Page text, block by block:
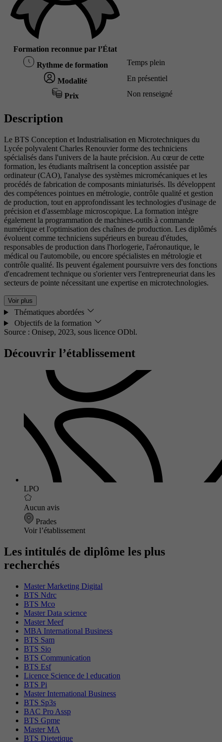
Formation reconnue par l’État
Rythme de formation Temps plein
Modalité En présentiel
Prix Non renseigné
Description
Le BTS Conception et Industrialisation en Microtechniques du
Lycée polyvalent Charles Renouvier forme des techniciens
spécialisés dans l'univers de la haute précision. Au cœur de cette
formation, les étudiants maîtrisent la conception assistée par
ordinateur (CAO), l'analyse des systèmes micromécaniques et les
procédés de fabrication de composants miniaturisés. Ils développent
des compétences pointues en métrologie, contrôle qualité et gestion
de production, tout en approfondissant les technologies d'usinage de
précision et d'assemblage microscopique. La formation intègre
également la programmation de machines-outils à commande
numérique et l'optimisation des chaînes de production. Les diplômés
évoluent comme techniciens supérieurs en bureau d'études,
responsables de production dans l'horlogerie, l'aéronautique, le
médical ou l'automobile, ou encore spécialistes en métrologie et
contrôle qualité. Ils peuvent également poursuivre vers des fonctions
d'encadrement technique ou s'orienter vers l'entrepreneuriat dans les
secteurs de pointe nécessitant une expertise en microtechnologies.
Voir plus
Thématiques abordées
Objectifs de la formation
Source : Onisep, 2023, sous licence ODbl.
Découvrir l’établissement
LPO
Aucun avis
Prades
Voir l’établissement
Les intitulés de diplôme les plus
recherchés
Master Marketing Digital
BTS Ndrc
BTS Mco
Master Data science
Master Meef
MBA International Business
BTS Sam
BTS Sio
BTS Communication
BTS Esf
Licence Science de l education
BTS Pi
Master International Business
BTS Sp3s
BAC Pro Assp
BTS Gpme
Master MA
BTS Dietetique